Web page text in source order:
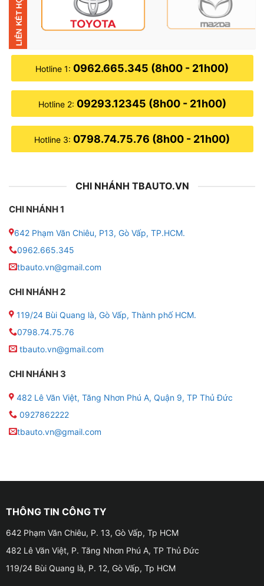
thanh led trên taplo, 4 vị trí thanh led trên cửa, 4 vị trí
led học để lý, 4 vị trí led tay nắm mở của và 4 vị trí led
gầm ghế.
● Led nội thất 20 vị trí cũng những vị trí của bộ 18 vị
trí có thêm 2 thanh led ở con ngựa giữa, cũng có thể
là vị trí tương tự.
● Led nội thất 22 vị trí cũng giống như bộ led 18 vị trí
nhưng phụ kiện sẽ có thêm 4 vị trí ở cánh của.
Đặc điểm của đèn led nội thất ô tô cho xe VinFast VF3
nhạc, mang đến trải nghiệm âm thanh và ánh sáng
đồng thuận.
✤ Led nội thất ô tô sẽ biến không gian nội thất VinFast
VF3 của bạn trở nên sang trọng và ấn tượng hơn.
Hotline 1: 0962.665.345 (8h00 - 21h00)
Hotline 2: 09293.12345 (8h00 - 21h00)
Hotline 3: 0798.74.75.76 (8h00 - 21h00)
CHI NHÁNH TBAUTO.VN
CHI NHÁNH 1
642 Phạm Văn Chiêu, P13, Gò Vấp, TP.HCM.
0962.665.345
tbauto.vn@gmail.com
CHI NHÁNH 2
119/24 Bùi Quang là, Gò Vấp, Thành phố HCM.
0798.74.75.76
tbauto.vn@gmail.com
CHI NHÁNH 3
482 Lê Văn Việt, Tăng Nhơn Phú A, Quận 9, TP Thủ Đức
0927862222
tbauto.vn@gmail.com
THÔNG TIN CÔNG TY
642 Phạm Văn Chiêu, P. 13, Gò Vấp, Tp HCM
482 Lê Văn Việt, P. Tăng Nhơn Phú A, TP Thủ Đức
119/24 Bùi Quang là, P. 12, Gò Vấp, Tp HCM